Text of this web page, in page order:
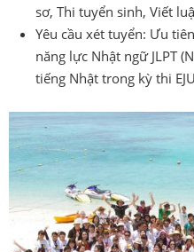
sơ, Thi tuyển sinh, Viết
Yêu cầu xét tuyển: Ưu
năng lực Nhật ngữ JLPT
tiếng Nhật trong kỳ thi